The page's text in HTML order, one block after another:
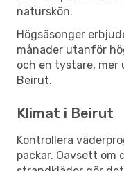
naturskön.
Högsäsonger
månader utanför
och en tystare, mer
Beirut.
Klimat i Beirut
Kontrollera
packar. Oavsett om